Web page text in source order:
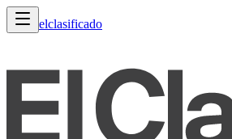
elclasificado